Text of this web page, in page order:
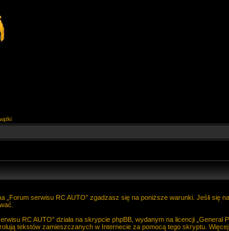
„Forum serwisu RC AUTO” zgadzasz się na poniższe warunki. Jeśli się
RC AUTO” działa na skrypcie phpBB, wydanym na licencji „ General
tekstów zamieszczanych w Internecie za pomocą tego skryptu.